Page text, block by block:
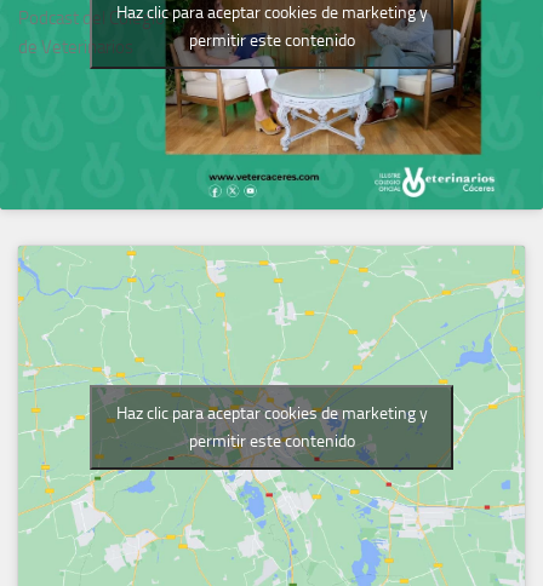
Podcast del Colegio
de Veterinarios
Haz clic para aceptar cookies de marketing y
permitir este contenido
Haz clic para aceptar cookies de marketing y
permitir este contenido